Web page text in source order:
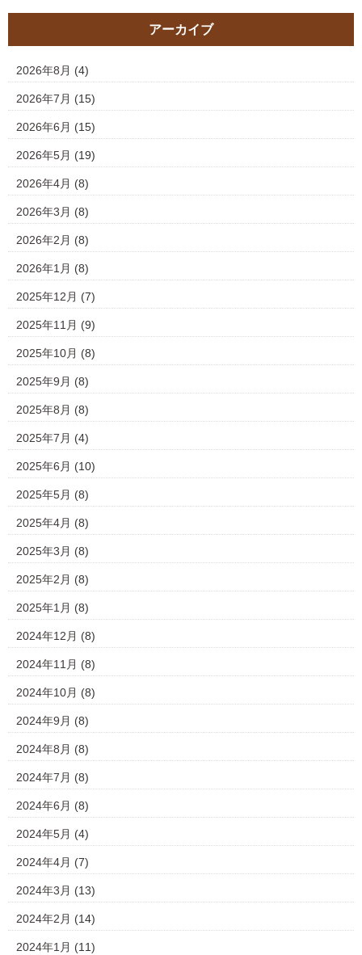
アーカイブ
2026年8月 (4)
2026年7月 (15)
2026年6月 (15)
2026年5月 (19)
2026年4月 (8)
2026年3月 (8)
2026年2月 (8)
2026年1月 (8)
2025年12月 (7)
2025年11月 (9)
2025年10月 (8)
2025年9月 (8)
2025年8月 (8)
2025年7月 (4)
2025年6月 (10)
2025年5月 (8)
2025年4月 (8)
2025年3月 (8)
2025年2月 (8)
2025年1月 (8)
2024年12月 (8)
2024年11月 (8)
2024年10月 (8)
2024年9月 (8)
2024年8月 (8)
2024年7月 (8)
2024年6月 (8)
2024年5月 (4)
2024年4月 (7)
2024年3月 (13)
2024年2月 (14)
2024年1月 (11)